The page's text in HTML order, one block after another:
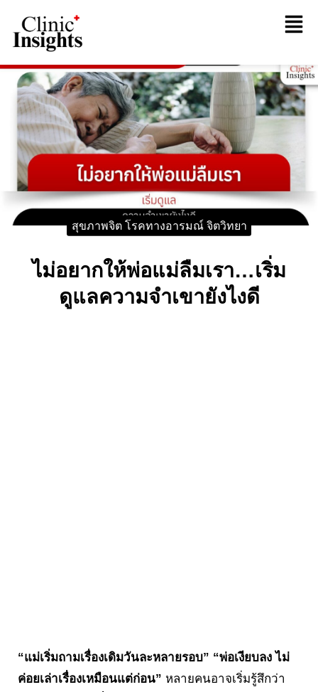
สุขภาพจิต โรคทางอารมณ์ จิตวิทยา
ไม่อยากให้พ่อแม่ลืมเรา…เริ่ม
ดูแลความจำเขายังไงดี
“แม่เริ่มถามเรื่องเดิมวันละหลายรอบ” “พ่อเงียบลง ไม่
ค่อยเล่าเรื่องเหมือนแต่ก่อน” หลายคนอาจเริ่มรู้สึกว่า